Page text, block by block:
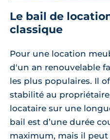
Le bail de
classique
Pour une location
d'un an renouvelable
les plus populaires. Il
stabilité au
locataire sur une
bail est d’une durée
maximum, mais il